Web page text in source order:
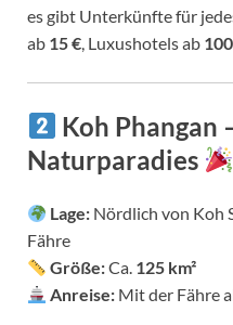
es gibt Unterkünfte für
ab 15 € , Luxushotels ab
Koh Phangan
Naturparadies
Lage: Nördlich von Koh
Fähre
Größe:Ca. 125 km²
Anreise: Mit der Fähre